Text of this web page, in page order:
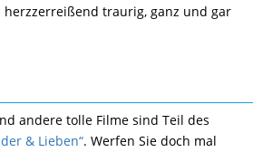
traurig, ganz und gar
andere tolle Filme sind Teil des
& Lieben“. Werfen Sie doch mal